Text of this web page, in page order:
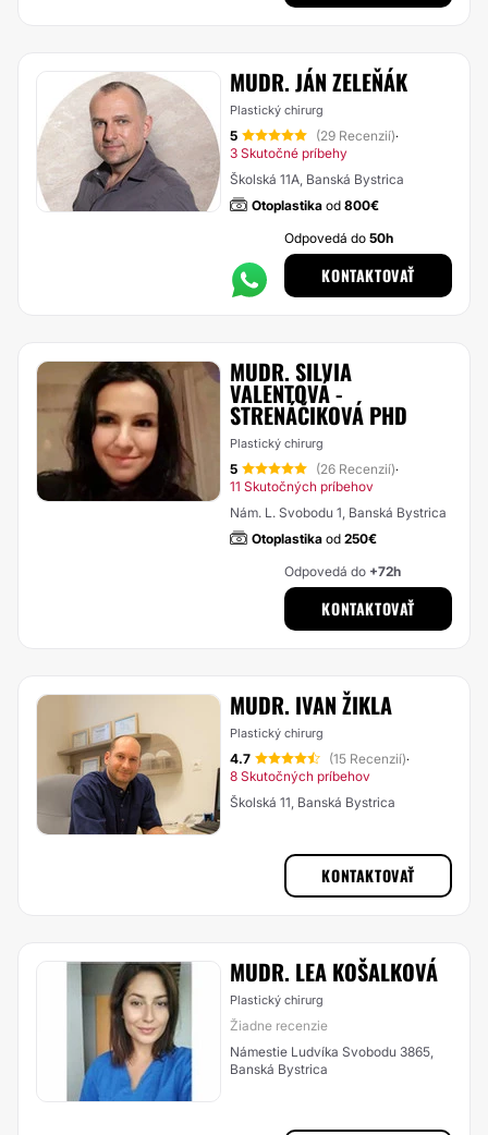
MUDR. JÁN ZELEŇÁK
Plastický chirurg
5 (29 Recenzií)·
3 Skutočné príbehy
Školská 11A, Banská Bystrica
Otoplastika od 800€
Odpovedá do50h
KONTAKTOVAŤ
MUDR. SILVIA
VALENTOVÁ -
STRENÁČIKOVÁ PHD
Plastický chirurg
5 (26 Recenzií)·
11 Skutočných príbehov
Nám. L. Svobodu 1, Banská Bystrica
Otoplastika od 250€
Odpovedá do +72h
KONTAKTOVAŤ
MUDR. IVAN ŽIKLA
Plastický chirurg
4.7 (15 Recenzií)·
8 Skutočných príbehov
Školská 11, Banská Bystrica
KONTAKTOVAŤ
MUDR. LEA KOŠALKOVÁ
Plastický chirurg
Žiadne recenzie
Námestie Ludvíka Svobodu 3865,
Banská Bystrica